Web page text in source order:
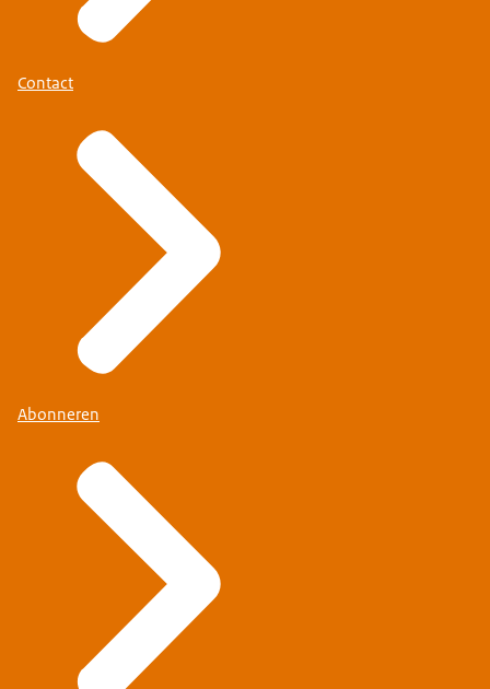
Contact
Abonneren